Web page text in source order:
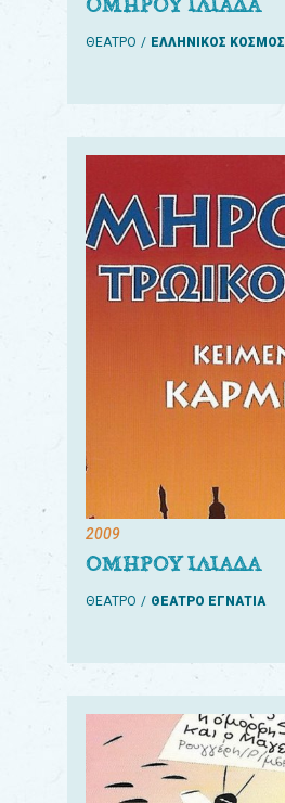
ΘΕΑΤΡΟ ΕΛΛΗΝΙΚΟΣ ΚΟΣΜΟΣ
2009
ΟΜΗΡΟΥ ΙΛΙΑΔΑ
ΘΕΑΤΡΟ ΘΕΑΤΡΟ ΕΓΝΑΤΙΑ